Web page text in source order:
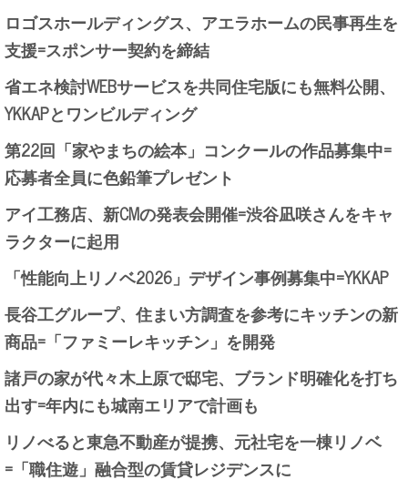
ロゴスホールディングス、アエラホームの民事再生を
支援=スポンサー契約を締結
省エネ検討WEBサービスを共同住宅版にも無料公開、
YKKAPとワンビルディング
第22回「家やまちの絵本」コンクールの作品募集中=
応募者全員に色鉛筆プレゼント
アイ工務店、新CMの発表会開催=渋谷凪咲さんをキャ
ラクターに起用
「性能向上リノベ2026」デザイン事例募集中=YKKAP
長谷工グループ、住まい方調査を参考にキッチンの新
商品=「ファミーレキッチン」を開発
諸戸の家が代々木上原で邸宅、ブランド明確化を打ち
出す=年内にも城南エリアで計画も
リノべると東急不動産が提携、元社宅を一棟リノベ
=「職住遊」融合型の賃貸レジデンスに